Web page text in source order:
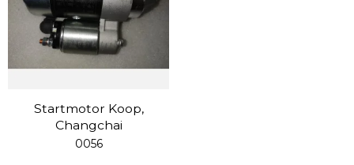
Startmotor Koop,
Changchai
0056